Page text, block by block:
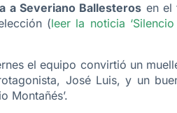
a Severiano Ballesteros en el
(leer la noticia
el equipo convirtió un
José Luis, y un
Montañés’.